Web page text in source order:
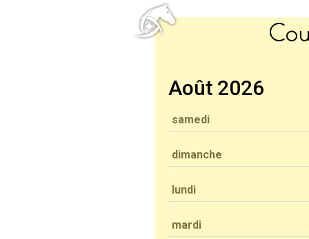
Août 2026
samedi
dimanche
lundi
mardi